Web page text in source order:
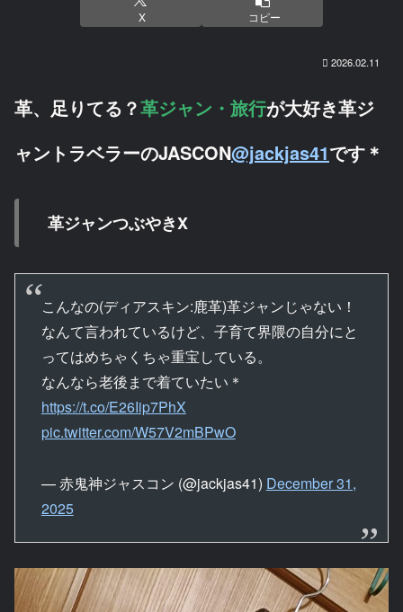
X コピー
2026.02.11
革、足りてる？革ジャン・旅行が大好き革ジ
ャントラベラーのJASCON@jackjas41です＊
革ジャンつぶやきX
こんなの(ディアスキン:鹿革)革ジャンじゃない！
なんて言われているけど、子育て界隈の自分にと
ってはめちゃくちゃ重宝している。
なんなら老後まで着ていたい＊
https://t.co/E26Iip7PhX
pic.twitter.com/W57V2mBPwO
— 赤鬼神ジャスコン (@jackjas41) December 31,
2025